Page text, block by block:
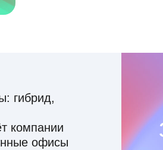
гибрид,
компании
офисы